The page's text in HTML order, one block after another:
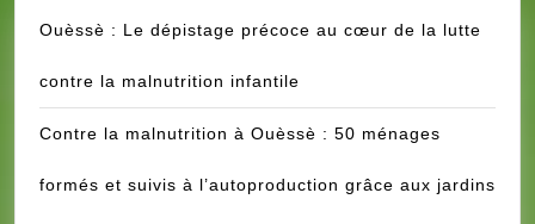
projets.
Ouèssè : Le dépistage précoce au cœur de la lutte
contre la malnutrition infantile
Contre la malnutrition à Ouèssè : 50 ménages
formés et suivis à l’autoproduction grâce aux jardins